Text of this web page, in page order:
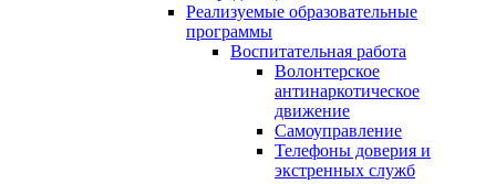
Реализуемые образовательные
программы
Воспитательная работа
Волонтерское
антинаркотическое
движение
Самоуправление
Телефоны доверия и
экстренных служб